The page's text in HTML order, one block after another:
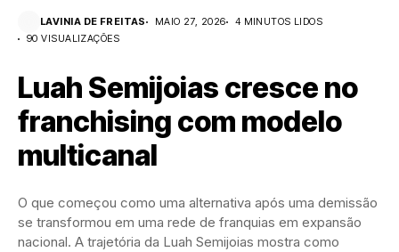
LAVINIA DE FREITAS MAIO 27, 2026
4 MINUTOS LIDOS
90 VISUALIZAÇÕES
Luah Semijoias cresce no
franchising com modelo
multicanal
O que começou como uma alternativa após uma demissão
se transformou em uma rede de franquias em expansão
nacional. A trajetória da Luah Semijoias mostra como